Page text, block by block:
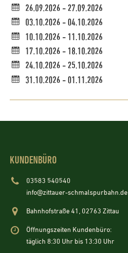
26.09.2026 - 27.09.2026
03.10.2026 - 04.10.2026
10.10.2026 - 11.10.2026
17.10.2026 - 18.10.2026
24.10.2026 - 25.10.2026
31.10.2026 - 01.11.2026
KUNDENBÜRO
03583 540540
info@zittauer-schmalspurbahn.de
Bahnhofstraße 41, 02763 Zittau
Öffnungszeiten Kundenbüro:
täglich 8:30 Uhr bis 13:30 Uhr